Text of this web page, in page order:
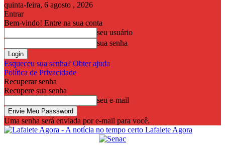
quinta-feira, 6 agosto , 2026
Entrar
Bem-vindo! Entre na sua conta
seu usuário
sua senha
Esqueceu sua senha? Obter ajuda
Política de Privacidade
Recuperar senha
Recupere sua senha
seu e-mail
Uma senha será enviada por e-mail para você.
Lafaiete Agora